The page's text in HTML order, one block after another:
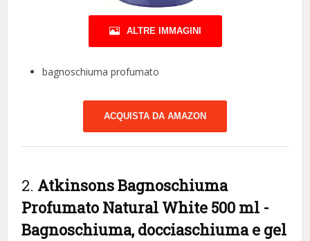
ALTRE IMMAGINI
bagnoschiuma profumato
ACQUISTA DA AMAZON
2. Atkinsons Bagnoschiuma
Profumato Natural White 500 ml -
Bagnoschiuma, docciaschiuma e gel